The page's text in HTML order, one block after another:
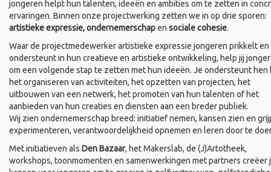
jongeren helpt hun talenten, ideeën en ambities om te zetten in
ervaringen. Binnen onze projectwerking zetten we in op drie sporen:
artistieke expressie, ondernemerschapen sociale cohesie.
Waar de projectmedewerker artistieke expressie jongeren prikkelt en
ondersteunt in hun creatieve en artistieke ontwikkeling, help jij
om een volgende stap te zetten met hun ideeën. Je ondersteunt hen
het organiseren van activiteiten, het opzetten van projecten, het
uitbouwen van een netwerk, het promoten van hun talenten of het
aanbieden van hun creaties en diensten aan een breder publiek.
Wij zien ondernemerschap breed: initiatief nemen, kansen zien en
experimenteren, verantwoordelijkheid opnemen en leren door te
Met initiatieven als Den Bazaar, het Makerslab, de (J)Artotheek,
workshops, toonmomenten en samenwerkingen met partners creëer